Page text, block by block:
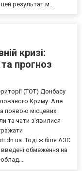
результат м...
кризі:
прогноз
(ТОТ) Донбасу
Криму. Але
появою місцевих
та чати з’явилися
Тоді ж біля АЗС
обмеження на